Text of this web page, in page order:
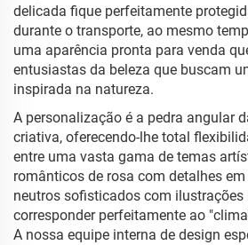
delicada fique perfeitamente
durante o transporte, ao mesmo
uma aparência pronta para venda
entusiastas da beleza que buscam
inspirada na natureza.
A personalização é a pedra angular
criativa, oferecendo-lhe total
entre uma vasta gama de temas
românticos de rosa com detalhes
neutros sofisticados com
corresponder perfeitamente ao
A nossa equipe interna de design